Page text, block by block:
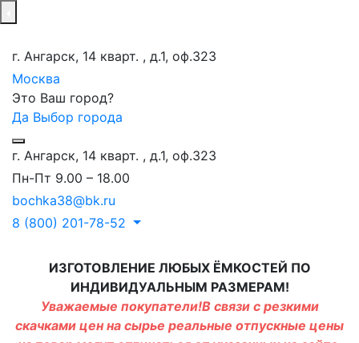
г. Ангарск, 14 кварт. , д.1, оф.323
Москва
Это Ваш город?
Да Выбор города
г. Ангарск, 14 кварт. , д.1, оф.323
Пн-Пт 9.00 – 18.00
bochka38@bk.ru
8 (800) 201-78-52
ИЗГОТОВЛЕНИЕ ЛЮБЫХ ЁМКОСТЕЙ ПО
ИНДИВИДУАЛЬНЫМ РАЗМЕРАМ!
Уважаемые покупатели!В связи с резкими
скачками цен на сырье реальные отпускные цены